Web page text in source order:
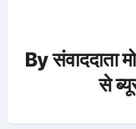
Byसंवाददाता
से